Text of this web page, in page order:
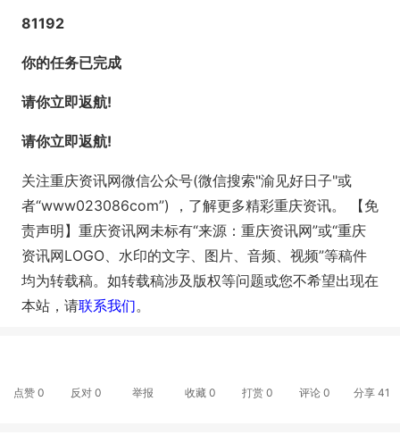
81192
你的任务已完成
请你立即返航!
请你立即返航!
关注重庆资讯网微信公众号(微信搜索"渝见好日子"或
者“www023086com”) ，了解更多精彩重庆资讯。
【免
责声明】重庆资讯网未标有“来源：重庆资讯网”或“重庆
资讯网LOGO、水印的文字、图片、音频、视频”等稿件
均为转载稿。如转载稿涉及版权等问题或您不希望出现在
本站，请联系我们。
点赞 0 反对 0 举报 收藏 0 打赏 0 评论 0 分享 41